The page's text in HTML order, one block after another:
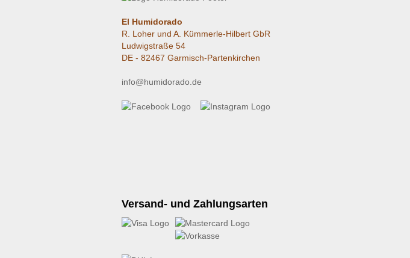
El Humidorado
R. Loher und A. Kümmerle-Hilbert GbR
Ludwigstraße 54
DE - 82467 Garmisch-Partenkirchen
info@humidorado.de
Versand- und Zahlungsarten